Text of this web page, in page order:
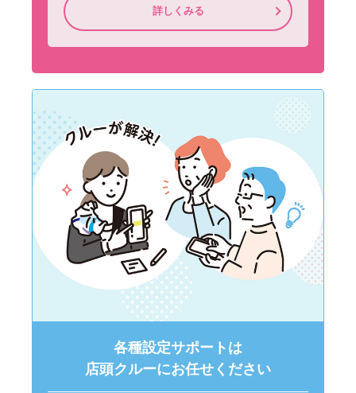
詳しくみる
各種設定サポートは
店頭クルーにお任せください